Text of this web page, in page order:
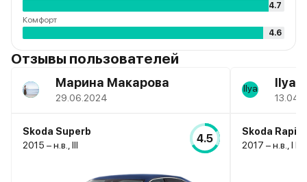
4.7
Комфорт
4.6
Отзывы пользователей
Марина Макарова
29.06.2024
Skoda Superb
2015 – н.в., III
4.5
Ilya
Skoda Rapid
2017 – н.в., I